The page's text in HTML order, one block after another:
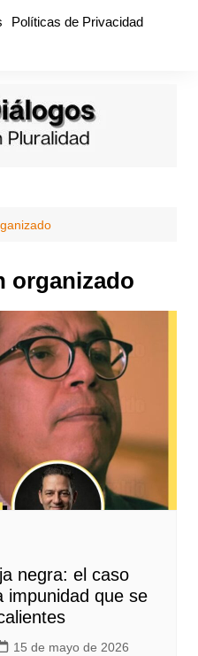
Políticas de Privacidad
organizado
negra: el caso
impunidad que se
15 de mayo de 2026